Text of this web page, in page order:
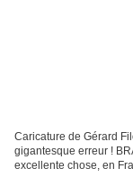
Caricature de Gérard
gigantesque erreur !
excellente chose, en